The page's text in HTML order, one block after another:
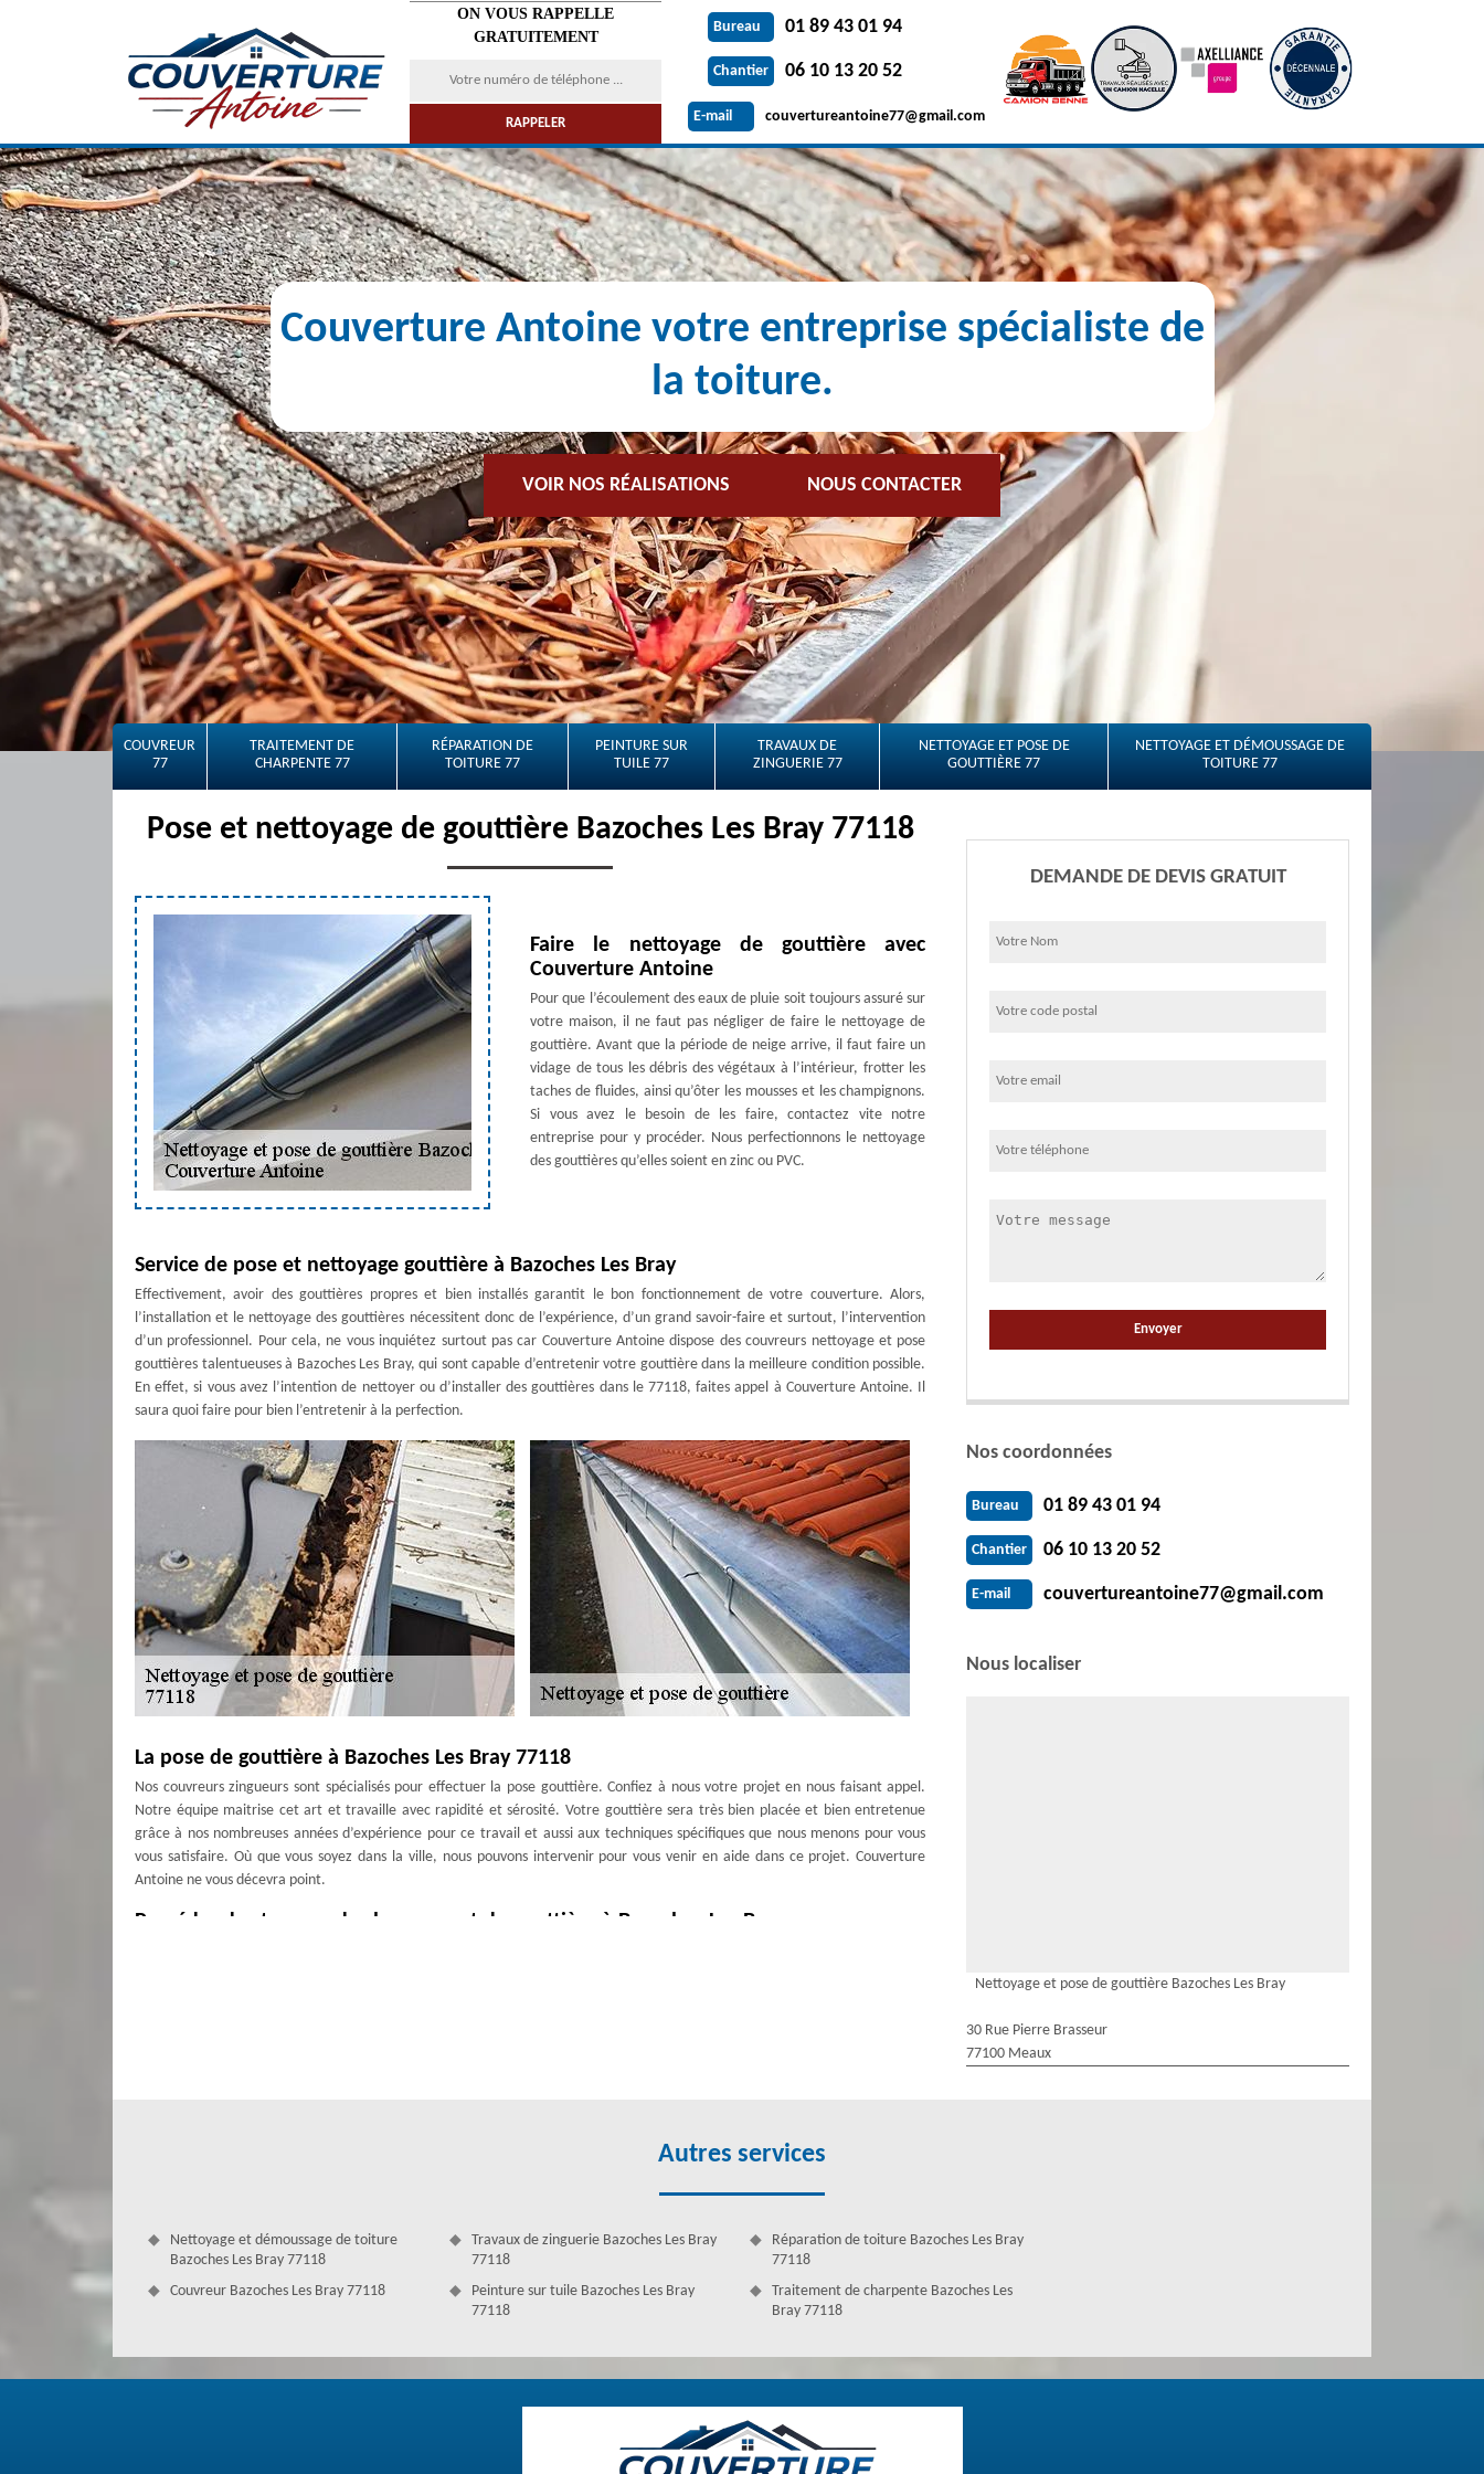
ON VOUS RAPPELLE
GRATUITEMENT
Bureau 01 89 43 01 94
Chantier 06 10 13 20 52
E-mail couvertureantoine77@gmail.com
Couverture Antoine votre entreprise spécialiste de
la toiture.
VOIR NOS RÉALISATIONS NOUS CONTACTER
COUVREUR
77
TRAITEMENT DE
CHARPENTE 77
RÉPARATION DE
TOITURE 77
PEINTURE SUR
TUILE 77
TRAVAUX DE
ZINGUERIE 77
NETTOYAGE ET POSE DE
GOUTTIÈRE 77
NETTOYAGE ET DÉMOUSSAGE DE
TOITURE 77
Pose et nettoyage de gouttière Bazoches Les Bray 77118
Faire le nettoyage de gouttière avec
Couverture Antoine
Pour que l’écoulement des eaux de pluie soit toujours assuré sur
votre maison, il ne faut pas négliger de faire le nettoyage de
gouttière. Avant que la période de neige arrive, il faut faire un
vidage de tous les débris des végétaux à l’intérieur, frotter les
taches de fluides, ainsi qu’ôter les mousses et les champignons.
Si vous avez le besoin de les faire, contactez vite notre
entreprise pour y procéder. Nous perfectionnons le nettoyage
des gouttières qu’elles soient en zinc ou PVC.
Service de pose et nettoyage gouttière à Bazoches Les Bray
Effectivement, avoir des gouttières propres et bien installés garantit le bon fonctionnement de votre couverture. Alors,
l’installation et le nettoyage des gouttières nécessitent donc de l’expérience, d’un grand savoir-faire et surtout, l’intervention
d’un professionnel. Pour cela, ne vous inquiétez surtout pas car Couverture Antoine dispose des couvreurs nettoyage et pose
gouttières talentueuses à Bazoches Les Bray, qui sont capable d’entretenir votre gouttière dans la meilleure condition possible.
En effet, si vous avez l’intention de nettoyer ou d’installer des gouttières dans le 77118, faites appel à Couverture Antoine. Il
saura quoi faire pour bien l’entretenir à la perfection.
La pose de gouttière à Bazoches Les Bray 77118
Nos couvreurs zingueurs sont spécialisés pour effectuer la pose gouttière. Confiez à nous votre projet en nous faisant appel.
Notre équipe maitrise cet art et travaille avec rapidité et sérosité. Votre gouttière sera très bien placée et bien entretenue
grâce à nos nombreuses années d’expérience pour ce travail et aussi aux techniques spécifiques que nous menons pour vous
vous satisfaire. Où que vous soyez dans la ville, nous pouvons intervenir pour vous venir en aide dans ce projet. Couverture
Antoine ne vous décevra point.
Procéder des travaux de changement de gouttière à Bazoches Les Bray
Avantage d’avoir une gouttière propre à Bazoches Les Bray
Les gouttières ont pour principal rôle de tenir les eaux à l’écart des fondations de votre maison ou de votre bâtiment. En effet,
DEMANDE DE DEVIS GRATUIT
Nos coordonnées
Bureau 01 89 43 01 94
Chantier 06 10 13 20 52
E-mail couvertureantoine77@gmail.com
Nous localiser
Nettoyage et pose de gouttière Bazoches Les Bray
30 Rue Pierre Brasseur
77100 Meaux
Autres services
Nettoyage et démoussage de toiture
Bazoches Les Bray 77118
Couvreur Bazoches Les Bray 77118
Travaux de zinguerie Bazoches Les Bray
77118
Peinture sur tuile Bazoches Les Bray
77118
Réparation de toiture Bazoches Les Bray
77118
Traitement de charpente Bazoches Les
Bray 77118